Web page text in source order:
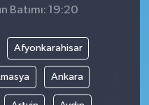
Batımı: 19:20
Afyonkarahisar
Ankara